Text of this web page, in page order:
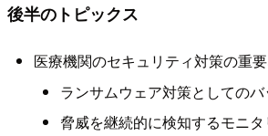
後半のトピックス
医療機関のセキュリティ対策の重
ランサムウェア対策としての
脅威を継続的に検知するモニ